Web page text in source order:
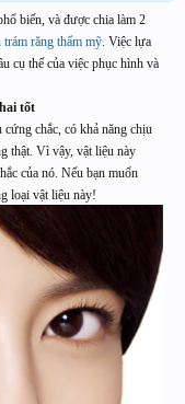
biến, và được chia làm 2
trám răng thẩm mỹ. Việc lựa
cụ thể của việc phục hình và
tốt
chắc, có khả năng chịu
thật. Vì vậy, vật liệu này
của nó. Nếu bạn muốn
loại vật liệu này!